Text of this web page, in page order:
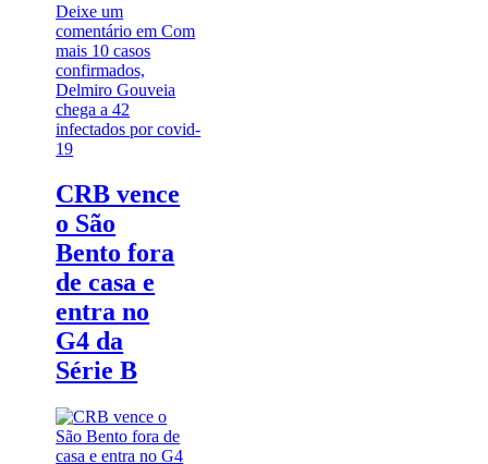
Deixe um
comentárioem Com
mais 10 casos
confirmados,
Delmiro Gouveia
chega a 42
infectados por covid-
19
CRB vence
o São
Bento fora
de casa e
entra no
G4 da
Série B